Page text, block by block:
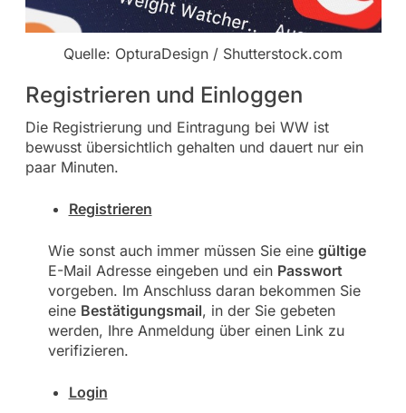
Quelle: OpturaDesign / Shutterstock.com
Registrieren und Einloggen
Die Registrierung und Eintragung bei WW ist
bewusst übersichtlich gehalten und dauert nur ein
paar Minuten.
Registrieren
Wie sonst auch immer müssen Sie eine gültige
E-Mail Adresse eingeben und ein Passwort
vorgeben. Im Anschluss daran bekommen Sie
eine Bestätigungsmail, in der Sie gebeten
werden, Ihre Anmeldung über einen Link zu
verifizieren.
Login